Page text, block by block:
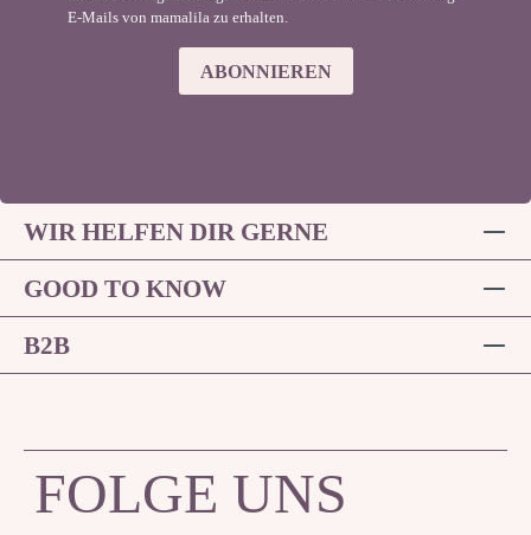
E-Mails von mamalila zu erhalten.
ABONNIEREN
WIR HELFEN DIR GERNE
GOOD TO KNOW
B2B
FOLGE UNS